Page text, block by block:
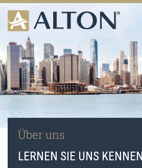
Skip
content
Über uns
LERNEN SIE UNS KENNEN